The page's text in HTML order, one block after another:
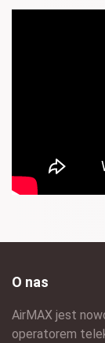
O nas
AirMAX jest
operatorem